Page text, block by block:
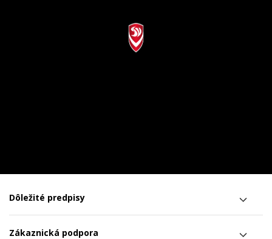
Dôležité predpisy
Zákaznická podpora